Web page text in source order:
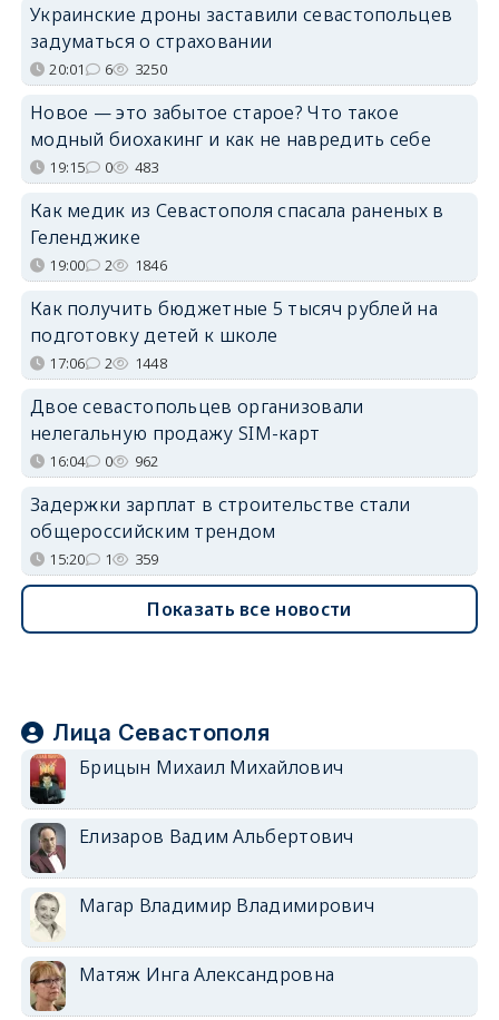
Украинские дроны заставили севастопольцев
задуматься о страховании
20:01 6 3250
Новое — это забытое старое? Что такое
модный биохакинг и как не навредить себе
19:15 0 483
Как медик из Севастополя спасала раненых в
Геленджике
19:00 2 1846
Как получить бюджетные 5 тысяч рублей на
подготовку детей к школе
17:06 2 1448
Двое севастопольцев организовали
нелегальную продажу SIM-карт
16:04 0 962
Задержки зарплат в строительстве стали
общероссийским трендом
15:20 1 359
Показать все новости
Лица Севастополя
Брицын Михаил Михайлович
Елизаров Вадим Альбертович
Магар Владимир Владимирович
Матяж Инга Александровна